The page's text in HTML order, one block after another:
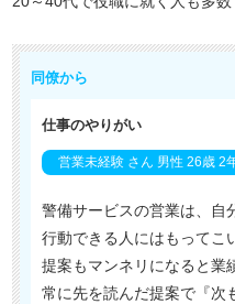
同僚から
仕事のやりがい
営業未経験 さん 男性 26歳 2
警備サービスの営業は、自
行動できる人にはもってこ
提案もマンネリになると業
常に先を読んだ提案で『次